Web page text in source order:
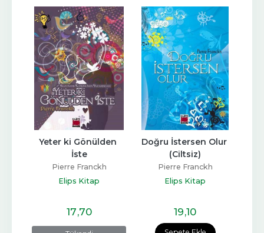
Yeter ki Gönülden
İste
Pierre Franckh
Elips Kitap
17,70
Doğru İstersen Olur
(Ciltsiz)
Pierre Franckh
Elips Kitap
19,10